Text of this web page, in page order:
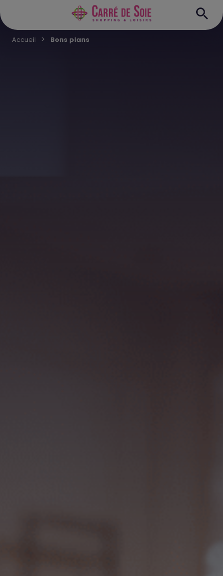
Accueil Bons plans